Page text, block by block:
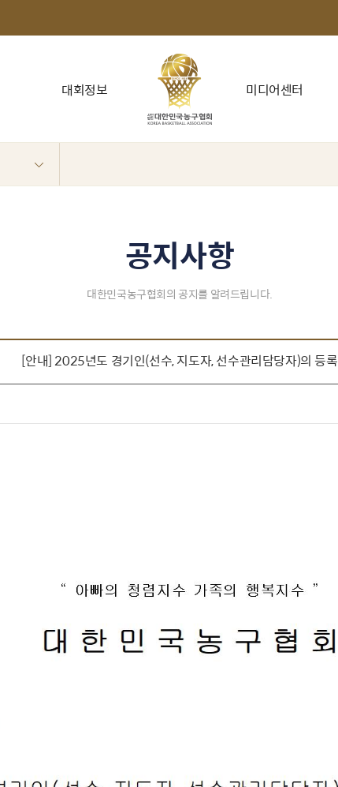
대회정보 미디어센터
공지사항
대한민국농구협회의 공지를 알려드립니다.
[안내] 2025년도 경기인(선수, 지도자, 선수관리담당자)의 등록